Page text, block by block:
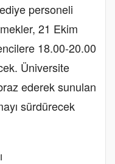
personeli
21 Ekim
18.00-20.00
Üniversite
ederek sunulan
sürdürecek